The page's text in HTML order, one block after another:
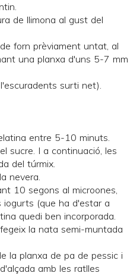
de llimona al gust del
forn prèviament untat, al
una planxa d'uns 5-7 mm
surti net).
entre 5-10 minuts.
sucre. I a continuació, les
del túrmix.
nevera.
10 segons al microones,
iogurts (que ha d'estar a
quedi ben incorporada.
la nata semi-muntada
la planxa de pa de pessic i
amb les ratlles